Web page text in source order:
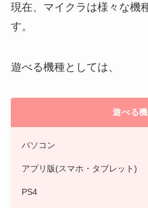
現在、マイクラは様々な機
す。
遊べる機種としては、
遊べる
パソコン
アプリ版(スマホ・タブレット)
PS4